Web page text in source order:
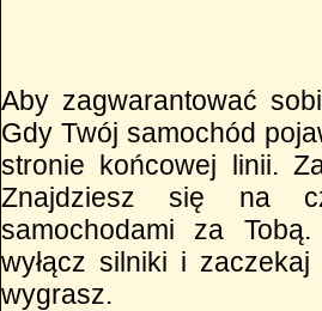
Aby zagwarantować
Gdy Twój samochód
stronie końcowej linii.
Znajdziesz się na
samochodami za
wyłącz silniki i
wygrasz.